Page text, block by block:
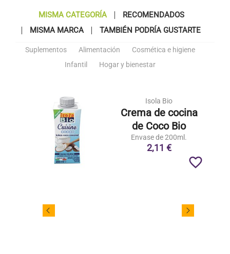
MISMA CATEGORÍA
RECOMENDADOS
MISMA MARCA
TAMBIÉN PODRÍA GUSTARTE
Suplementos Alimentación
Cosmética e higiene
Infantil
Hogar y bienestar
Isola Bio
Crema de cocina
de Coco Bio
Envase de 200ml.
2,11 €
favorite_border